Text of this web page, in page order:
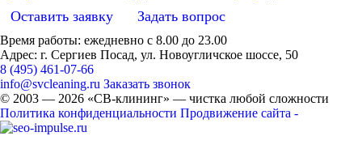
Оставить заявку Задать вопрос
Время работы: ежедневно с 8.00 до 23.00
Адрес: г. Сергиев Посад, ул. Новоугличское шоссе, 50
8 (495) 461-07-66
info@svcleaning.ru Заказать звонок
© 2003 — 2026 «СВ-клининг» — чистка любой сложности
Политика конфиденциальности Продвижение сайта -